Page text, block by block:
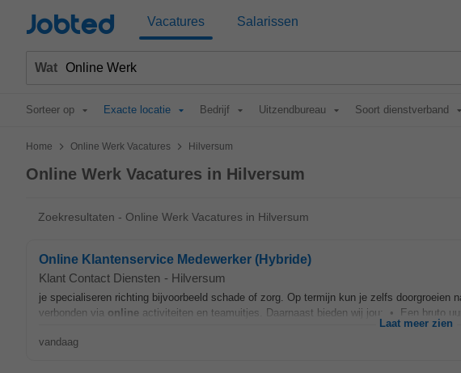
Jobted Vacatures Salarissen
Wat
Sorteer op Exacte locatie Bedrijf Uitzendbureau Soort dienstverband
Home > Online Werk Vacatures > Hilversum
Online Werk Vacatures in Hilversum
Zoekresultaten - Online Werk Vacatures in Hilversum
Online Klantenservice Medewerker (Hybride)
Klant Contact Diensten - Hilversum
je specialiseren richting bijvoorbeeld schade of zorg. Op termijn kun je zelfs doorgroeien
verbonden via online activiteiten en teamuitjes. Daarnaast bieden wij jou: • Een bruto
Laat meer zien
vandaag